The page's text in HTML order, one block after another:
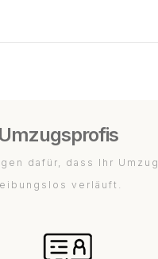
Umzugsprofis
dafür, dass Ihr Umzug
verläuft.